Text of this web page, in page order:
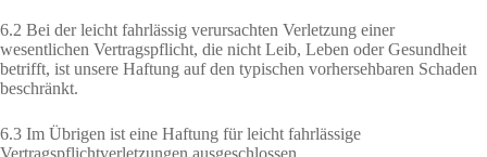
6.2 Bei der leicht fahrlässig verursachten Verletzung einer
wesentlichen Vertragspflicht, die nicht Leib, Leben oder Gesundheit
betrifft, ist unsere Haftung auf den typischen vorhersehbaren Schaden
beschränkt.
6.3 Im Übrigen ist eine Haftung für leicht fahrlässige
Vertragspflichtverletzungen ausgeschlossen.